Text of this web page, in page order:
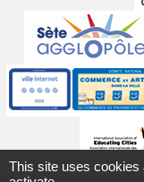
partenaires
Labels
This site uses cookies